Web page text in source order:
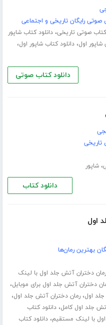
رایگان تاریخی و اجتماعی
کتاب صوتی تاریخی،دانلود کتاب شاپور
اول،دانلود کتاب شاپور اول،
دانلود کتاب صوتی
تاریخی
،شاپور
دانلود کتاب
اول
بهترین رمان‌ها
رمان دختران آتش جلد اول با لینک
دختران آتش جلد اول برای موبایل،
اول،رمان دختران آتش جلد اول،
،دانلود کتاب
با لینک مستقیم،دانلود کتاب